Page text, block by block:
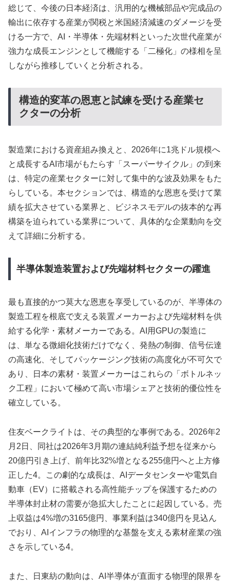
総じて、今後の日本経済は、汎用的な機械部品や完成品の
輸出に依存する産業が関税と米国経済減速のダメージを受
ける一方で、AI・半導体・先端材料といった次世代産業が
強力な成長エンジンとして機能する「二極化」の様相を呈
しながら推移していくと分析される。
構造的変革の恩恵と試練を受ける産業セ
クターの分析
製造業における資産組み換えと、2026年に1兆ドル規模へ
と成長するAI市場がもたらす「スーパーサイクル」の到来
は、特定の産業セクターに対して集中的な波及効果をもた
らしている。本セクションでは、構造的な恩恵を受けて業
績を拡大させている業界と、ビジネスモデルの抜本的な再
構築を迫られている業界について、具体的な企業動向を交
えて詳細に分析する。
半導体製造装置および先端材料セクターの躍進
最も直接的かつ莫大な恩恵を享受しているのが、半導体の
製造工程を根底で支える装置メーカーおよび先端材料を供
給する化学・素材メーカーである。AI用GPUの製造に
は、単なる微細化技術だけでなく、発熱の制御、信号伝達
の高速化、そしてパッケージング技術の高度化が不可欠で
あり、日本の素材・装置メーカーはこれらの「ボトルネッ
ク工程」において極めて高い市場シェアと技術的優位性を
確立している。
住友ベークライトは、その典型的な事例である。2026年2
月2日、同社は2026年3月期の連結純利益予想を従来から
20億円引き上げ、前年比32%増となる255億円へと上方修
正した4。この劇的な成長は、AIデータセンターや電気自
動車（EV）に搭載される高性能チップを保護するための
半導体封止材の需要が急拡大したことに起因している。売
上収益は4%増の3165億円、事業利益は340億円を見込ん
でおり、AIインフラの物理的な基盤を支える素材産業の強
さを示している4。
また、日東紡の動向は、AI半導体が直面する物理的限界を